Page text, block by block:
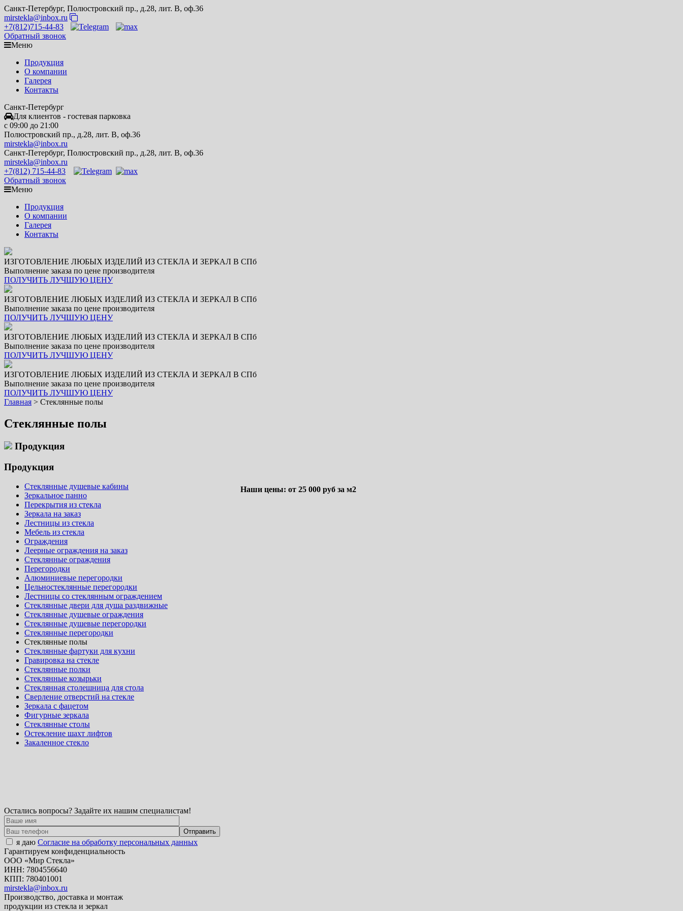
Санкт-Петербург, Полюстровский пр., д.28, лит. В, оф.36
mirstekla@inbox.ru
+7(812)715-44-83
Обратный звонок
Меню
Продукция
О компании
Галерея
Контакты
Санкт-Петербург
Для клиентов - гостевая парковка
c 09:00 до 21:00
Полюстровский пр., д.28, лит. В, оф.36
mirstekla@inbox.ru
Санкт-Петербург, Полюстровский пр., д.28, лит. В, оф.36
mirstekla@inbox.ru
+7(812) 715-44-83
Обратный звонок
Меню
Продукция
О компании
Галерея
Контакты
ИЗГОТОВЛЕНИЕ ЛЮБЫХ ИЗДЕЛИЙ ИЗ СТЕКЛА И ЗЕРКАЛ В СПб
Выполнение заказа по цене производителя
ПОЛУЧИТЬ ЛУЧШУЮ ЦЕНУ
ИЗГОТОВЛЕНИЕ ЛЮБЫХ ИЗДЕЛИЙ ИЗ СТЕКЛА И ЗЕРКАЛ В СПб
Выполнение заказа по цене производителя
ПОЛУЧИТЬ ЛУЧШУЮ ЦЕНУ
ИЗГОТОВЛЕНИЕ ЛЮБЫХ ИЗДЕЛИЙ ИЗ СТЕКЛА И ЗЕРКАЛ В СПб
Выполнение заказа по цене производителя
ПОЛУЧИТЬ ЛУЧШУЮ ЦЕНУ
ИЗГОТОВЛЕНИЕ ЛЮБЫХ ИЗДЕЛИЙ ИЗ СТЕКЛА И ЗЕРКАЛ В СПб
Выполнение заказа по цене производителя
ПОЛУЧИТЬ ЛУЧШУЮ ЦЕНУ
Главная > Стеклянные полы
Стеклянные полы
Продукция
Наши цены: от 25 000 руб за м2
Продукция
Стеклянные душевые кабины
Зеркальное панно
Перекрытия из стекла
Зеркала на заказ
Лестницы из стекла
Мебель из стекла
Ограждения
Леерные ограждения на заказ
Стеклянные ограждения
Перегородки
Алюминиевые перегородки
Цельностеклянные перегородки
Лестницы со стеклянным ограждением
Стеклянные двери для душа раздвижные
Стеклянные душевые ограждения
Стеклянные душевые перегородки
Стеклянные перегородки
Стеклянные полы
Стеклянные фартуки для кухни
Гравировка на стекле
Стеклянные полки
Стеклянные козырьки
Стеклянная столешница для стола
Сверление отверстий на стекле
Зеркала с фацетом
Фигурные зеркала
Стеклянные столы
Остекление шахт лифтов
Закаленное стекло
Остались вопросы? Задайте их нашим специалистам!
я даю Согласие на обработку персональных данных
Гарантируем конфиденциальность
ООО «Мир Стекла»
ИНН: 7804556640
КПП: 780401001
mirstekla@inbox.ru
Производство, доставка и монтаж
продукции из стекла и зеркал